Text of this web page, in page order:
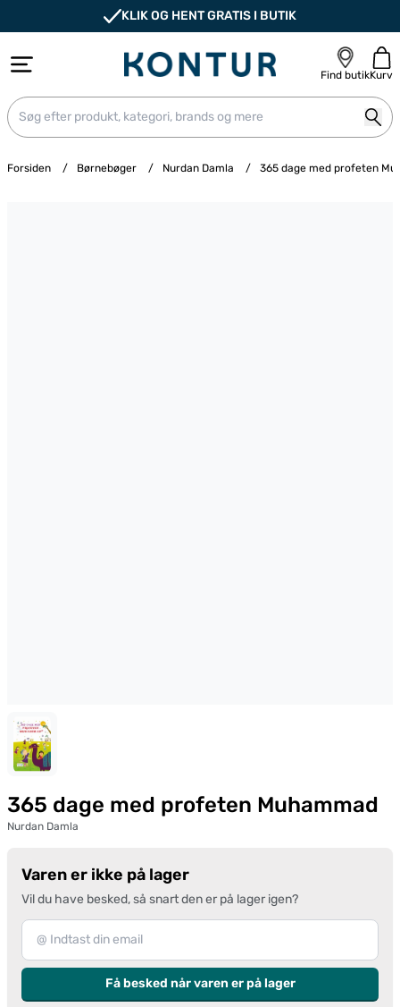
KLIK OG HENT GRATIS I BUTIK
Find butikKurv
Forsiden / Børnebøger / Nurdan Damla / 365 dage med profeten
365 dage med profeten Muhammad
Nurdan Damla
Varen er ikke på lager
Vil du have besked, så snart den er på lager igen?
Få besked når varen er på lager